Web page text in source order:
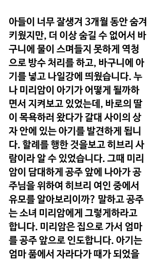
아들이 너무 잘생겨 3개월 동안 숨겨
키웠지만, 더 이상 숨길 수 없어서 바
구니에 물이 스며들지 못하게 역청
으로 방수 처리를 하고, 바구니에 아
기를 넣고 나일강에 띄웠습니다. 누
나 미리암이 아기가 어떻게 될까하
면서 지켜보고 있었는데, 바로의 딸
이 목욕하러 왔다가 갈대 사이의 상
자 안에 있는 아기를 발견하게 됩니
다. 할례를 행한 것을보고 히브리 사
람이라 알 수 있었습니다. 그때 미리
암이 담대하게 공주 앞에 나아가 공
주님을 위하여 히브리 여인 중에서
유모를 알아보리이까? 말하고 공주
는 소녀 미리암에게 그렇게하라고
합니다. 미리암은 집으로 가서 엄마
를 공주 앞으로 인도합니다. 아기는
엄마 품에서 자라다가 때가 되었을